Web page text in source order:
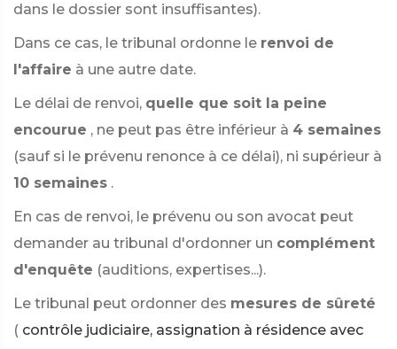
dans le dossier sont insuffisantes).
Dans ce cas, le tribunal ordonne le renvoi de
l'affaire à une autre date.
Le délai de renvoi, quelle que soit la peine
encourue , ne peut pas être inférieur à 4 semaines
(sauf si le prévenu renonce à ce délai), ni supérieur à
10 semaines .
En cas de renvoi, le prévenu ou son avocat peut
demander au tribunal d'ordonner un complément
d'enquête (auditions, expertises...).
Le tribunal peut ordonner des mesures de sûreté
( contrôle judiciaire, assignation à résidence avec